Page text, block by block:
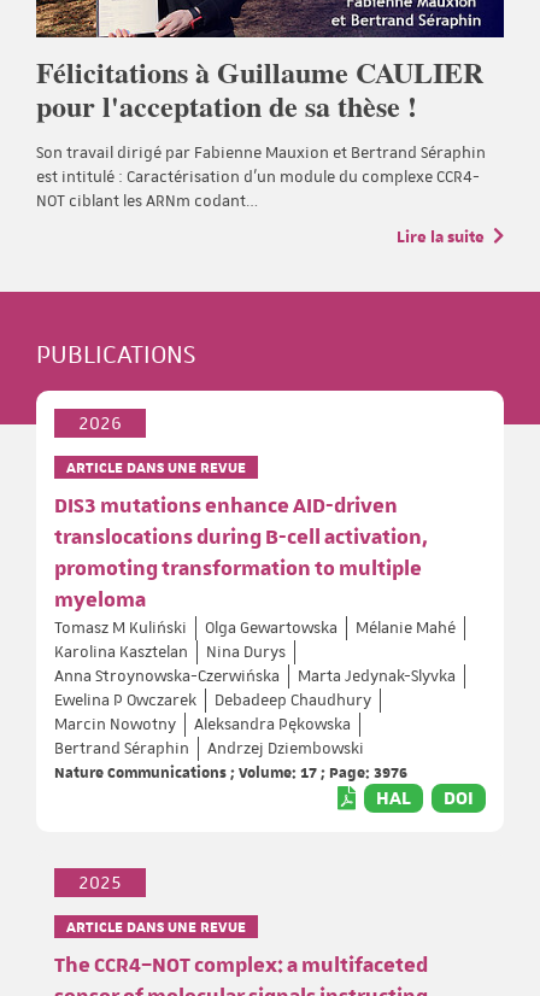
Félicitations à Guillaume CAULIER
pour l'acceptation de sa thèse !
Son travail dirigé par Fabienne Mauxion et Bertrand Séraphin
est intitulé : Caractérisation d'un module du complexe CCR4-
NOT ciblant les ARNm codant…
Lire la suite
PUBLICATIONS
2026
ARTICLE DANS UNE REVUE
DIS3 mutations enhance AID-driven
translocations during B-cell activation,
promoting transformation to multiple
myeloma
Tomasz M Kuliński Olga Gewartowska
Mélanie Mahé
Karolina Kasztelan
Nina Durys
Anna Stroynowska-Czerwińska
Marta Jedynak-Slyvka
Ewelina P Owczarek
Debadeep Chaudhury
Marcin Nowotny
Aleksandra Pękowska
Bertrand Séraphin
Andrzej Dziembowski
Nature Communications ; Volume: 17 ; Page: 3976
HAL DOI
2025
ARTICLE DANS UNE REVUE
The CCR4–NOT complex: a multifaceted